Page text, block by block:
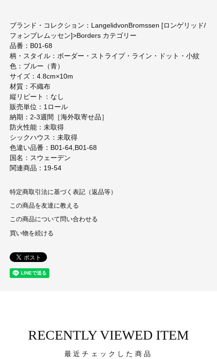
ブランド・コレクション：LangelidvonBromssen [ロンゲリッド/
フォンブレムッセン]>Borders カテゴリー
品番：B01-68
柄・スタイル：ボーダー・ストライプ・ライン・ドット・小紋
色：ブルー（青）
サイズ：4.8cm×10m
材質：不織布
縦リピート：なし
販売単位：1ロール
納期：2-3週間［海外取寄せ品］
防火性能：未取得
シックハウス：未取得
色違い品番：B01-64,B01-68
国名：スウェーデン
関連商品：19-54
特定商取引法に基づく表記（返品等）
この商品を友達に教える
この商品について問い合わせる
買い物を続ける
RECENTLY VIEWED ITEM
最近チェックした商品